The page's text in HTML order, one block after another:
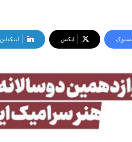
ایکس لینکداین